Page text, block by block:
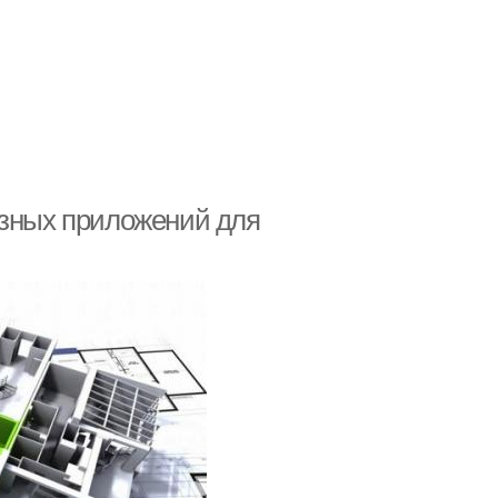
приложений для